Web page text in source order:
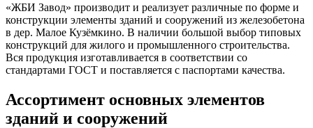
«ЖБИ Завод» производит и реализует различные по форме и
конструкции элементы зданий и сооружений из железобетона
в дер. Малое Кузёмкино. В наличии большой выбор типовых
конструкций для жилого и промышленного строительства.
Вся продукция изготавливается в соответствии со
стандартами ГОСТ и поставляется с паспортами качества.
Ассортимент основных элементов
зданий и сооружений